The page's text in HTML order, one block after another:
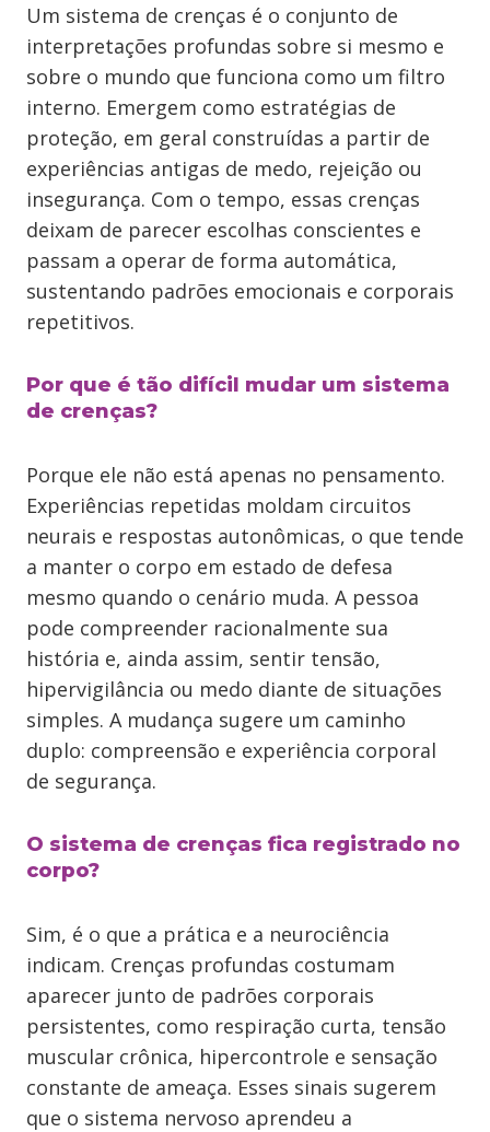
Um sistema de crenças é o conjunto de
interpretações profundas sobre si mesmo e
sobre o mundo que funciona como um filtro
interno. Emergem como estratégias de
proteção, em geral construídas a partir de
experiências antigas de medo, rejeição ou
insegurança. Com o tempo, essas crenças
deixam de parecer escolhas conscientes e
passam a operar de forma automática,
sustentando padrões emocionais e corporais
repetitivos.
Por que é tão difícil mudar um sistema
de crenças?
Porque ele não está apenas no pensamento.
Experiências repetidas moldam circuitos
neurais e respostas autonômicas, o que tende
a manter o corpo em estado de defesa
mesmo quando o cenário muda. A pessoa
pode compreender racionalmente sua
história e, ainda assim, sentir tensão,
hipervigilância ou medo diante de situações
simples. A mudança sugere um caminho
duplo: compreensão e experiência corporal
de segurança.
O sistema de crenças fica registrado no
corpo?
Sim, é o que a prática e a neurociência
indicam. Crenças profundas costumam
aparecer junto de padrões corporais
persistentes, como respiração curta, tensão
muscular crônica, hipercontrole e sensação
constante de ameaça. Esses sinais sugerem
que o sistema nervoso aprendeu a